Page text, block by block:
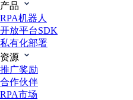
产品
RPA机器人
开放平台SDK
私有化部署
资源
推广奖励
合作伙伴
RPA市场